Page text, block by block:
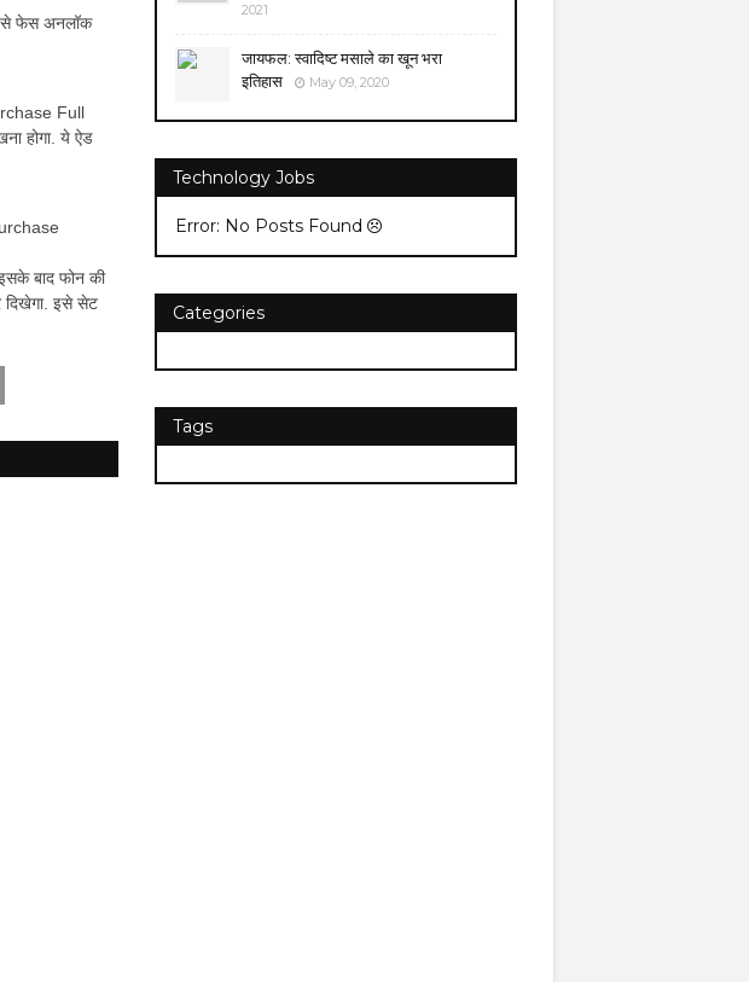
से फेस अनलॉक
Full
होगा. ये ऐड
बाद फोन की
दिखेगा. इसे सेट
2021
जायफल: स्वादिष्ट मसाले का खून भरा
इतिहास
May 09, 2020
Technology Jobs
Error: No Posts Found
Categories
Tags